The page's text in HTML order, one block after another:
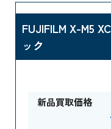
FUJIFILM X-M5
ック
新品買取価格